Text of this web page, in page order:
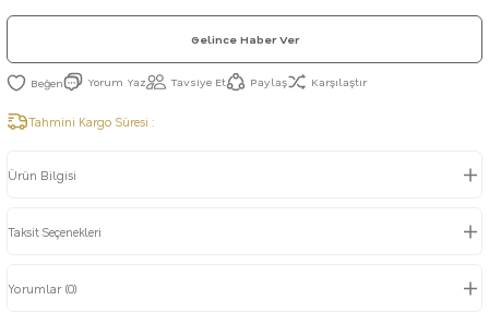
Gelince Haber Ver
Yorum Yaz Tavsiye Et Paylaş Karşılaştır
Tahmini Kargo Süresi :
Ürün Bilgisi
Taksit Seçenekleri
Yorumlar (0)